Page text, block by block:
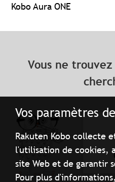
Vos paramètres
Rakuten Kobo collecte
l'utilisation de cookies,
site Web et de garantir
Pour plus
Kobo Aura ONE
Vous ne